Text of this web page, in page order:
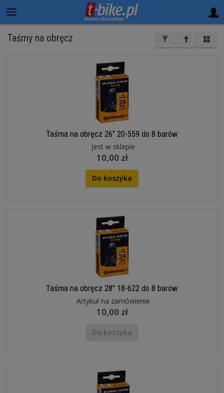
Taśmy na obręcz
Taśma na obręcz 26" 20-559 do 8 barów
Jest w sklepie
10,00 zł
Do koszyka
Taśma na obręcz 28" 18-622 do 8 barów
Artykuł na zamówienie
10,00 zł
Do koszyka